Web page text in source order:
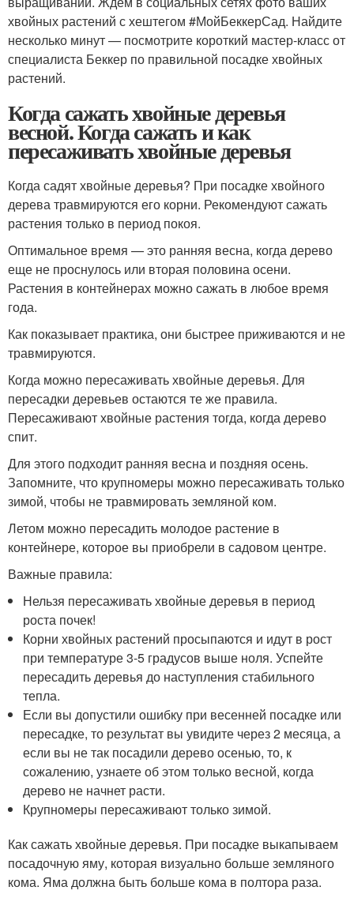
хвойных растений с хештегом #МойБеккерСад. Найдите
несколько минут — посмотрите короткий мастер-класс от
специалиста Беккер по правильной посадке хвойных
растений.
Когда сажать хвойные деревья
весной. Когда сажать и как
пересаживать хвойные деревья
Когда садят хвойные деревья? При посадке хвойного
дерева травмируются его корни. Рекомендуют сажать
растения только в период покоя.
Оптимальное время — это ранняя весна, когда дерево
еще не проснулось или вторая половина осени.
Растения в контейнерах можно сажать в любое время
года.
Как показывает практика, они быстрее приживаются и не
травмируются.
Когда можно пересаживать хвойные деревья. Для
пересадки деревьев остаются те же правила.
Пересаживают хвойные растения тогда, когда дерево
спит.
Для этого подходит ранняя весна и поздняя осень.
Запомните, что крупномеры можно пересаживать только
зимой, чтобы не травмировать земляной ком.
Летом можно пересадить молодое растение в
контейнере, которое вы приобрели в садовом центре.
Важные правила:
Нельзя пересаживать хвойные деревья в период
роста почек!
Корни хвойных растений просыпаются и идут в рост
при температуре 3-5 градусов выше ноля. Успейте
пересадить деревья до наступления стабильного
тепла.
Если вы допустили ошибку при весенней посадке или
пересадке, то результат вы увидите через 2 месяца, а
если вы не так посадили дерево осенью, то, к
сожалению, узнаете об этом только весной, когда
дерево не начнет расти.
Крупномеры пересаживают только зимой.
Как сажать хвойные деревья. При посадке выкапываем
посадочную яму, которая визуально больше земляного
кома. Яма должна быть больше кома в полтора раза.